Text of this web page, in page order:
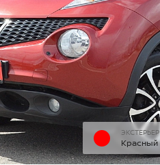
ЭКСТЕРЬЕР
Красный